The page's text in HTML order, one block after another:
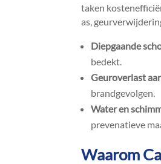
taken
as,
Diepgaande
bedekt.​
Geuroverlast
brandgevolgen.​
Water en
prevenatieve
Waarom